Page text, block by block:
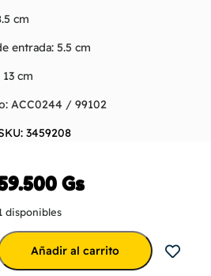
cm
entrada: 5.5 cm
cm
ACC0244 / 99102
3459208
Gs
disponibles
Añadir al carrito